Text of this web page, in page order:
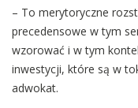
– To merytoryczne
precedensowe w tym
wzorować i w tym
inwestycji, które są w
adwokat.